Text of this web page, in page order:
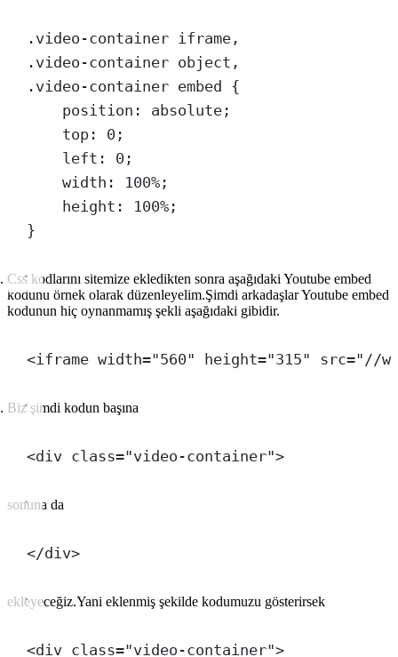
.video-container iframe,
.video-container object,
.video-container embed {
position: absolute;
top: 0;
left: 0;
width: 100%;
height: 100%;
}
Css kodlarını sitemize ekledikten sonra aşağıdaki Youtube embed
kodunu örnek olarak düzenleyelim.Şimdi arkadaşlar Youtube embed
kodunun hiç oynanmamış şekli aşağıdaki gibidir.
<iframe width="560" height="315" src="//
Biz şimdi kodun başına
<div class="video-container">
sonuna da
</div>
ekleyeceğiz.Yani eklenmiş şekilde kodumuzu gösterirsek
<div class="video-container">